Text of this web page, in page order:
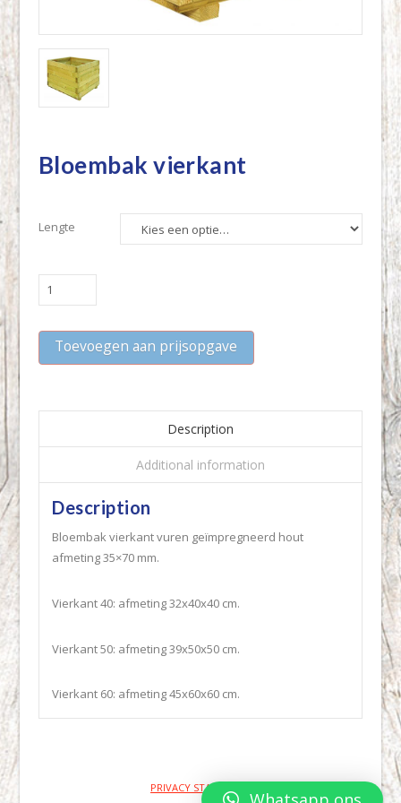
Bloembak vierkant
Lengte
Bloembak
vierkant
Toevoegen aan prijsopgave
Description
Additional information
Description
Bloembak vierkant vuren geïmpregneerd hout
afmeting 35×70 mm.
Vierkant 40: afmeting 32x40x40 cm.
Vierkant 50: afmeting 39x50x50 cm.
Vierkant 60: afmeting 45x60x60 cm.
PRIVACY STATEMENT